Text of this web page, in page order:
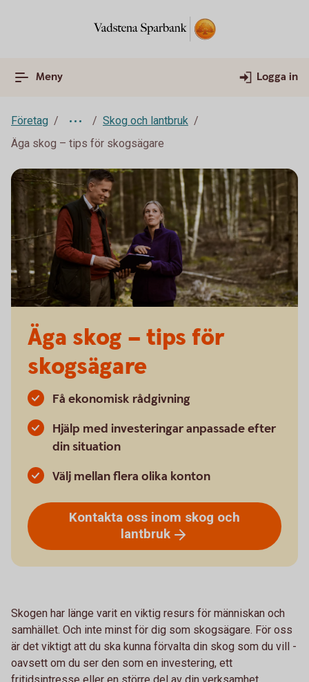
Meny Logga in
Företag
Skog och lantbruk
Äga skog – tips för skogsägare
Äga skog – tips för
skogsägare
Få ekonomisk rådgivning
Hjälp med investeringar anpassade efter
din situation
Välj mellan flera olika konton
Kontakta oss inom skog och
lantbruk
Skogen har länge varit en viktig resurs för människan och
samhället. Och inte minst för dig som skogsägare. För oss
är det viktigt att du ska kunna förvalta din skog som du vill -
oavsett om du ser den som en investering, ett